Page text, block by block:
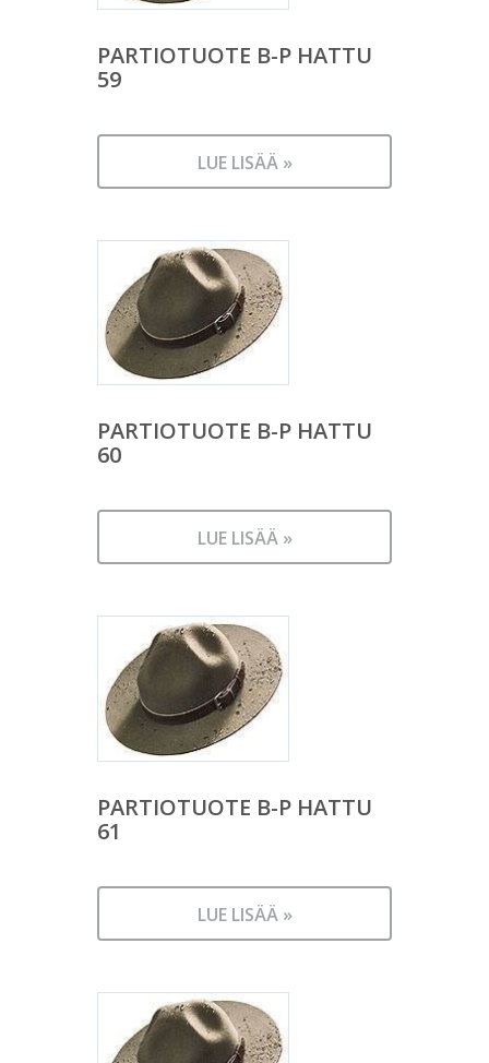
PARTIOTUOTE B-P HATTU
59
LUE LISÄÄ »
PARTIOTUOTE B-P HATTU
60
LUE LISÄÄ »
PARTIOTUOTE B-P HATTU
61
LUE LISÄÄ »